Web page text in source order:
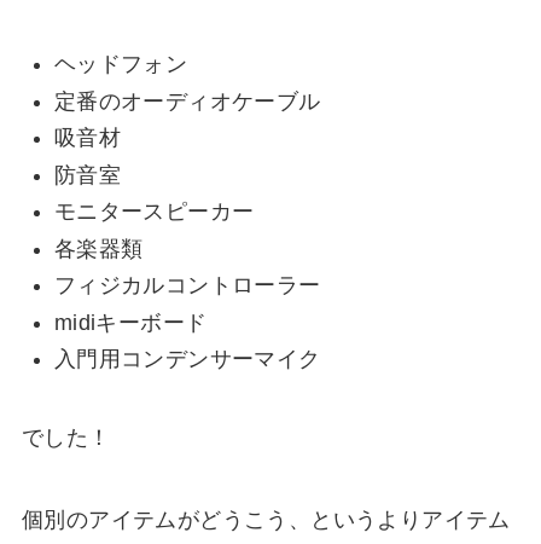
ヘッドフォン
定番のオーディオケーブル
吸音材
防音室
モニタースピーカー
各楽器類
フィジカルコントローラー
midiキーボード
入門用コンデンサーマイク
でした！
個別のアイテムがどうこう、というよりアイテム